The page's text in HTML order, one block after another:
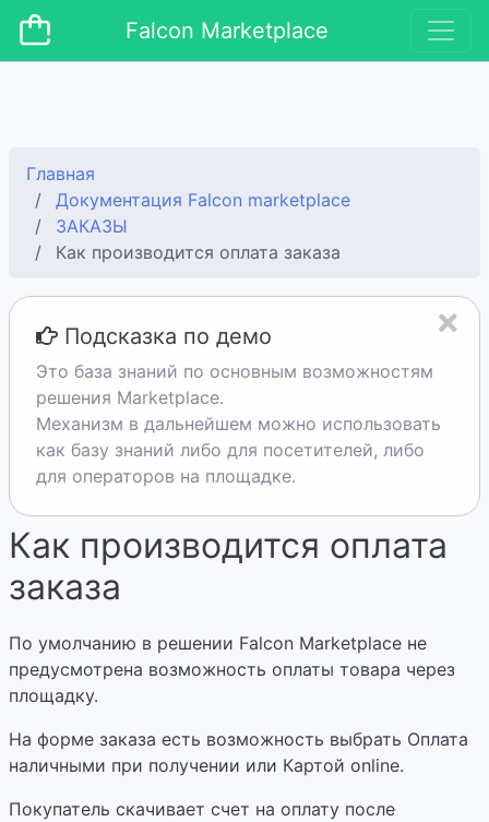
Falcon Marketplace
Главная
Документация Falcon marketplace
ЗАКАЗЫ
Как производится оплата заказа
Подсказка по демо
Это база знаний по основным возможностям
решения Marketplace.
Механизм в дальнейшем можно использовать
как базу знаний либо для посетителей, либо
для операторов на площадке.
Как производится оплата
заказа
По умолчанию в решении Falcon Marketplace не
предусмотрена возможность оплаты товара через
площадку.
На форме заказа есть возможность выбрать Оплата
наличными при получении или Картой online.
Покупатель скачивает счет на оплату после